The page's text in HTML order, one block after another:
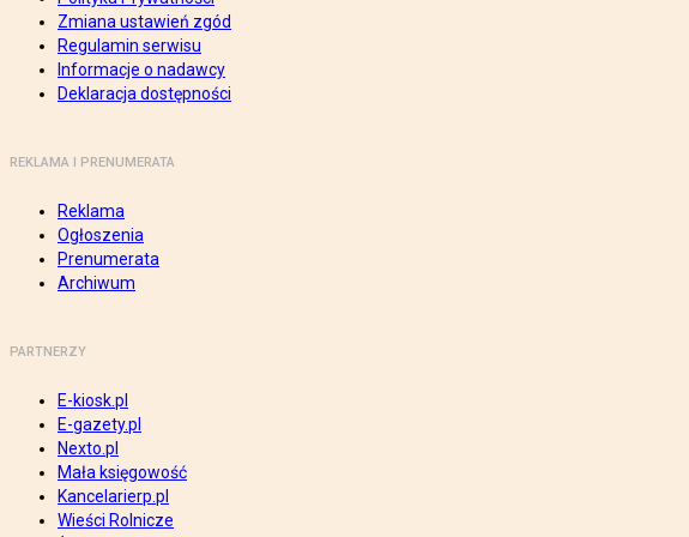
Zmiana ustawień zgód
Regulamin serwisu
Informacje o nadawcy
Deklaracja dostępności
REKLAMA I PRENUMERATA
Reklama
Ogłoszenia
Prenumerata
Archiwum
PARTNERZY
E-kiosk.pl
E-gazety.pl
Nexto.pl
Mała księgowość
Kancelarierp.pl
Wieści Rolnicze